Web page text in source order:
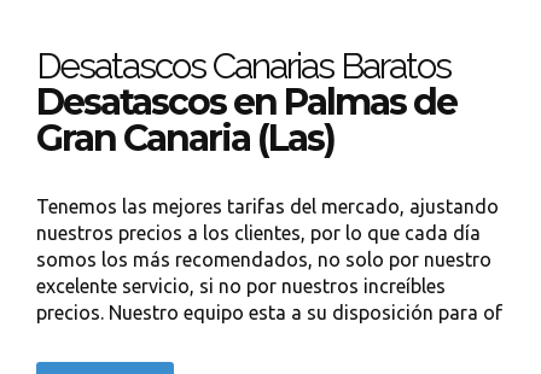
Desatascos Canarias Baratos
Desatascos en Palmas de
Gran Canaria (Las)
Tenemos las mejores tarifas del mercado, ajustando
nuestros precios a los clientes, por lo que cada día
somos los más recomendados, no solo por nuestro
excelente servicio, si no por nuestros increíbles
precios. Nuestro equipo esta a su disposición para of